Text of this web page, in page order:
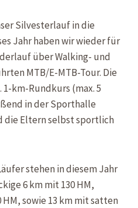
Silvesterlauf in die
Jahr haben wir wieder für
über Walking- und
MTB/E-MTB-Tour. Die
km-Rundkurs (max. 5
in der Sporthalle
die Eltern selbst sportlich
stehen in diesem Jahr
6 km mit 130 HM,
sowie 13 km mit satten